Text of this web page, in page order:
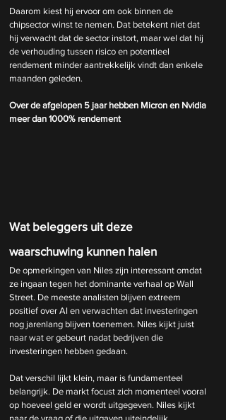
Daarom kiest hij ervoor om ook binnen de
chipsector winst te nemen. Dat betekent niet dat
hij verwacht dat de sector instort, maar wel dat hij
de verhouding tussen risico en potentieel
rendement minder aantrekkelijk vindt dan enkele
maanden geleden.
Over de afgelopen 5 jaar hebben Micron en Nvidia
meer dan 1000% rendement
Wat beleggers uit deze
waarschuwing kunnen halen
De opmerkingen van Niles zijn interessant omdat
ze ingaan tegen het dominante verhaal op Wall
Street. De meeste analisten blijven extreem
positief over AI en verwachten dat investeringen
nog jarenlang blijven toenemen. Niles kijkt juist
naar wat er gebeurt nadat bedrijven die
investeringen hebben gedaan.
Dat verschil lijkt klein, maar is fundamenteel
belangrijk. De markt focust zich momenteel vooral
op hoeveel geld er wordt uitgegeven. Niles kijkt